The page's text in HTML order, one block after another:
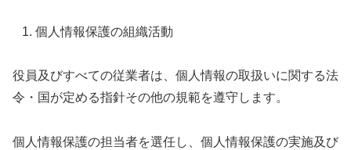
個人情報保護の組織活動
役員及びすべての従業者は、個人情報の取扱いに関する法
令・国が定める指針その他の規範を遵守します。
個人情報保護の担当者を選任し、個人情報保護の実施及び